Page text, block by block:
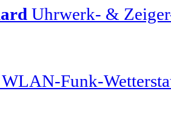
Uhrwerk- &
WLAN-Funk-